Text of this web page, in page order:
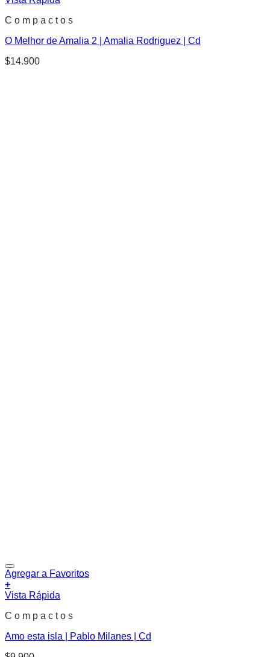
C o m p a c t o s
O Melhor de Amalia 2 | Amalia Rodriguez | Cd
$14.900
Agregar a Favoritos
+
Vista Rápida
C o m p a c t o s
Amo esta isla | Pablo Milanes | Cd